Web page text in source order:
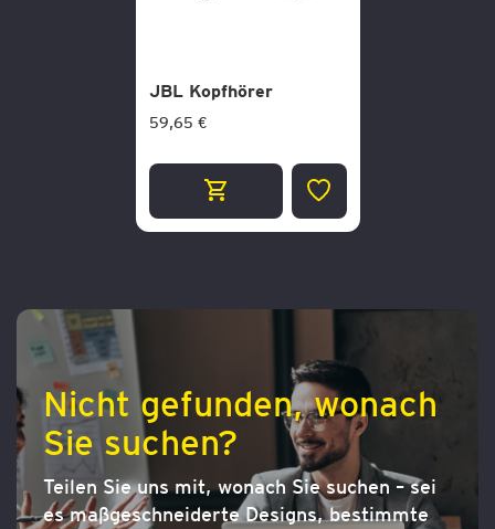
JBL Kopfhörer
59,65 €
ZUR
Nicht gefunden, wonach
Sie suchen?
Teilen Sie uns mit, wonach Sie suchen – sei
es maßgeschneiderte Designs, bestimmte